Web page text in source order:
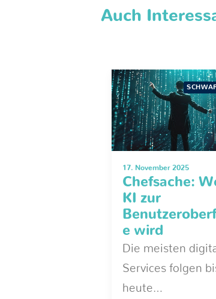
Auch
17. November 2025
Chefsache:
KI zur
e wird
Die meisten
Services folgen
heute…